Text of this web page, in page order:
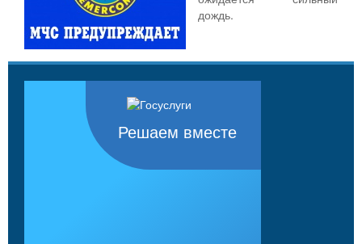
дождь.
Решаем вместе